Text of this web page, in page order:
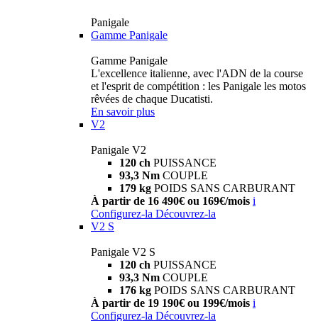
Panigale
Gamme Panigale
Gamme Panigale
L'excellence italienne, avec l'ADN de la course
et l'esprit de compétition : les Panigale les motos
rêvées de chaque Ducatisti.
En savoir plus
V2
Panigale V2
120 ch PUISSANCE
93,3 Nm COUPLE
179 kg POIDS SANS CARBURANT
À partir de 16 490€ ou 169€/mois i
Configurez-la Découvrez-la
V2 S
Panigale V2 S
120 ch PUISSANCE
93,3 Nm COUPLE
176 kg POIDS SANS CARBURANT
À partir de 19 190€ ou 199€/mois i
Configurez-la Découvrez-la